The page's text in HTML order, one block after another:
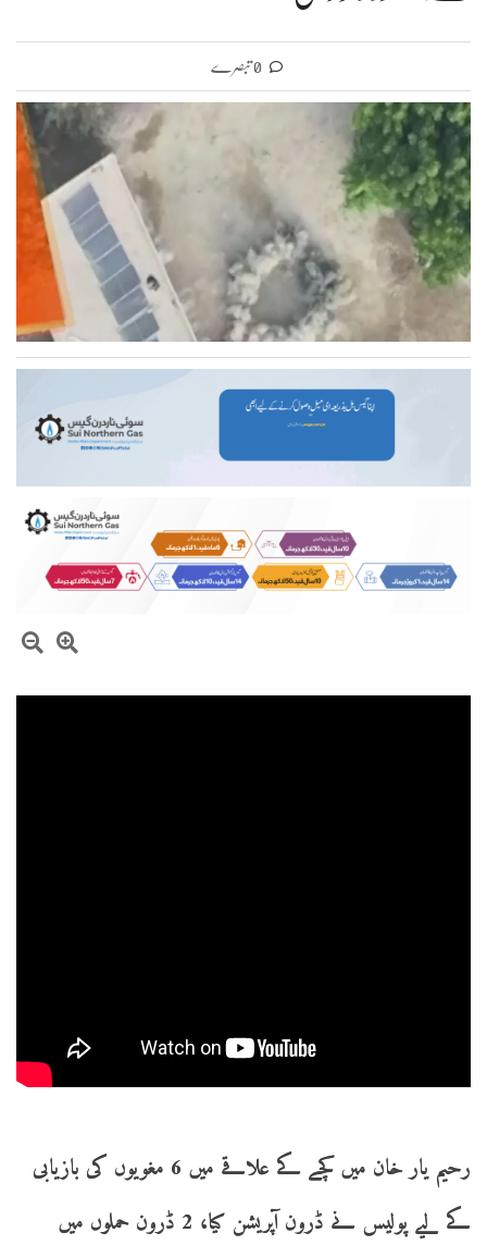
0 تبصرے
رحیم یار خان میں کچے کے علاقے میں 6 مغویوں کی بازیابی
کے لیے پولیس نے ڈرون آپریشن کیا، 2 ڈرون حملوں میں